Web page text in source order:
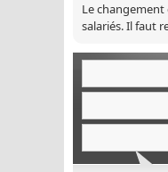
Le changement
salariés. Il faut